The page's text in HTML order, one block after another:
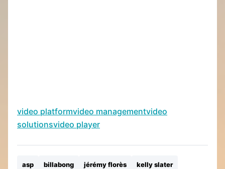
video platformvideo managementvideo
solutionsvideo player
asp billabong jérémy florès kelly slater